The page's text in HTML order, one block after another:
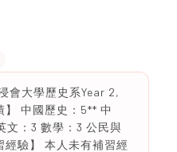
會大學歷史系Year 2,
】 中國歷史：5** 中
文：3 數學：3 公民與
驗】 本人未有補習經